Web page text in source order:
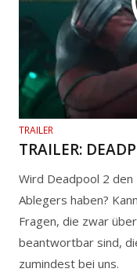
TRAILER
TRAILER:
Wird Deadpool 2
Ablegers haben?
Fragen, die zwar
beantwortbar sind,
zumindest bei uns.